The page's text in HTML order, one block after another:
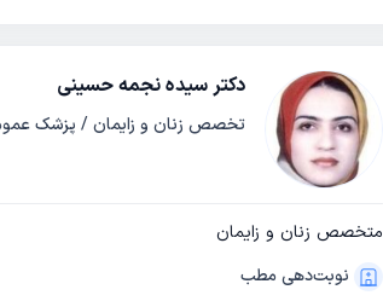
دکتر سیده نجمه حسینی
تخصص زنان و زایمان / پزشک
متخصص زنان و زایمان
نوبت‌دهی مطب